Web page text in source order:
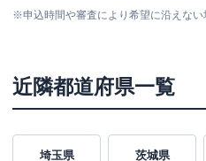
※申込時間や審査により希望に沿えない
近隣都道府県一覧
埼玉県 茨城県